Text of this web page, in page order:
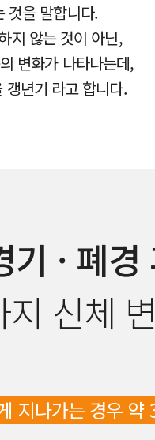
것을 말합니다.
지 않는 것이 아닌,
변화가 나타나는데,
년기 라고 합니다.
기 · 폐경
신체
지나가는 경우 약